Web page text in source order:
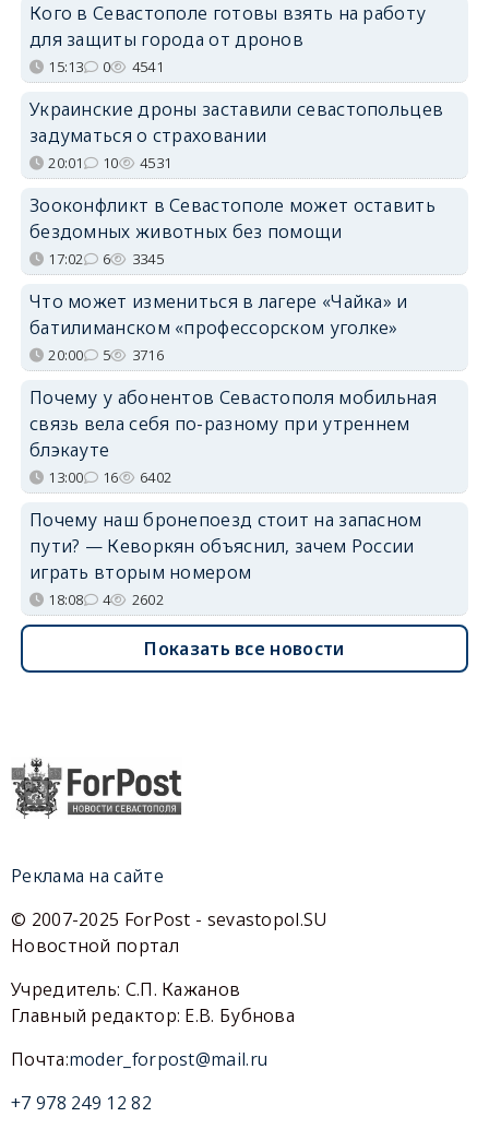
Кого в Севастополе готовы взять на работу
для защиты города от дронов
15:13 0 4541
Украинские дроны заставили севастопольцев
задуматься о страховании
20:01 10 4531
Зооконфликт в Севастополе может оставить
бездомных животных без помощи
17:02 6 3345
Что может измениться в лагере «Чайка» и
батилиманском «профессорском уголке»
20:00 5 3716
Почему у абонентов Севастополя мобильная
связь вела себя по-разному при утреннем
блэкауте
13:00 16 6402
Почему наш бронепоезд стоит на запасном
пути? — Кеворкян объяснил, зачем России
играть вторым номером
18:08 4 2602
Показать все новости
Реклама на сайте
© 2007-2025 ForPost - sevastopol.SU
Новостной портал
Учредитель: С.П. Кажанов
Главный редактор: Е.В. Бубнова
Почта:moder_forpost@mail.ru
+7 978 249 12 82